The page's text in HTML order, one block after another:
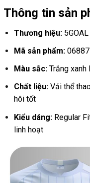
Thông tin sản
Thương hiệu:5GOAL
Mã sản phẩm:06887
Màu sắc:Trắng xanh
Chất liệu:Vải thể
hôi tốt
Kiểu dáng:Regular
linh hoạt